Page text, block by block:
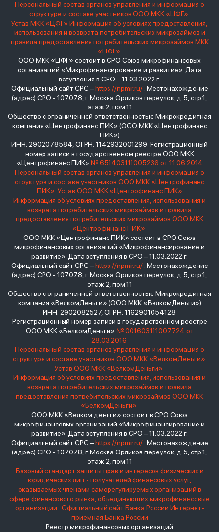
Персональный состав органов управления и информация о
структуре и составе участников ООО МКК «ЦФГ»
Устав МКК «ЦФГ» Информация об условиях предоставления,
использования и возврата потребительских микрозаймов и
правила предоставления потребительских микрозаймов МКК
«ЦФГ»
ООО МКК «ЦФГ» состоит в СРО Союз микрофинансовых
организаций «Микрофинансирование и развитие». Дата
вступления в СРО – 11.03.2022 г.
Официальный сайт СРО –https://npmir.ru/. Местонахождение
(адрес) СРО - 107078, г. Москва Орликов переулок, д.5, стр.1,
этаж 2, пом.11
Общество с ограниченной ответственностью Микрокредитная
компания «Центрофинанс ПИК» (ООО МКК «Центрофинанс
ПИК»)
ИНН: 2902078584, ОГРН: 1142932001299 Регистрационный
номер записи в государственном реестре ООО МКК
«Центрофинанс ПИК» № 651403111005236 от 11.06.2014
Персональный состав органов управления и информация о
структуре и составе участников ООО МКК «Центрофинанс
ПИК» Устав ООО МКК «Центрофинанс ПИК»
Информация об условиях предоставления, использования и
возврата потребительских микрозаймов и правила
предоставления потребительских микрозаймов ООО МКК
«Центрофинанс ПИК»
ООО МКК «Центрофинанс ПИК» состоит в СРО Союз
микрофинансовых организаций «Микрофинансирование и
развитие». Дата вступления в СРО – 11.03.2022 г.
Официальный сайт СРО –https://npmir.ru/. Местонахождение
(адрес) СРО - 107078, г. Москва Орликов переулок, д.5, стр.1,
этаж 2, пом.11
Общество с ограниченной ответственностью Микрокредитная
компания «ВелкомДеньги» (ООО МКК «ВелкомДеньги»)
ИНН: 2902082527, ОГРН: 1162901054128
Регистрационный номер записи в государственном реестре
ООО МКК «ВелкомДеньги» № 001603111007724 от
28.03.2016
Персональный состав органов управления и информация о
структуре и составе участников ООО МКК «ВелкомДеньги»
Устав ООО МКК «ВелкомДеньги»
Информация об условиях предоставления, использования и
возврата потребительских микрозаймов и правила
предоставления потребительских микрозаймов ООО МКК
«ВелкомДеньги»
ООО МКК «Велком деньги» состоит в СРО Союз
микрофинансовых организаций «Микрофинансирование и
развитие». Дата вступления в СРО – 11.03.2022 г.
Официальный сайт СРО –https://npmir.ru/. Местонахождение
(адрес) СРО - 107078, г. Москва Орликов переулок, д.5, стр.1,
этаж 2, пом.11
Базовый стандарт защиты прав и интересов физических и
юридических лиц - получателей финансовых услуг,
оказываемых членами саморегулируемых организаций в
сфере финансового рынка, объединяющих микрофинансовые
организации
Официальный сайт Банка России Интернет-
приемная Банка России
Реестр микрофинансовых организаций